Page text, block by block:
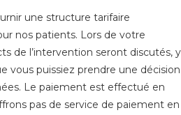
une structure tarifaire
nos patients. Lors de votre
de l’intervention seront discutés, y
vous puissiez prendre une décision
Le paiement est effectué en
pas de service de paiement en